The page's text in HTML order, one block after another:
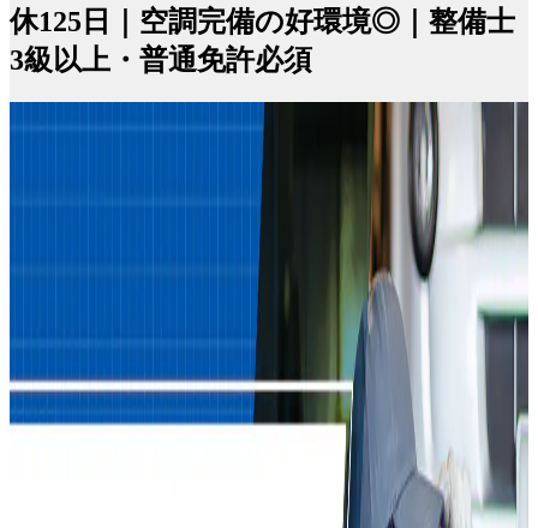
休125日｜空調完備の好環境◎｜整備士
3級以上・普通免許必須